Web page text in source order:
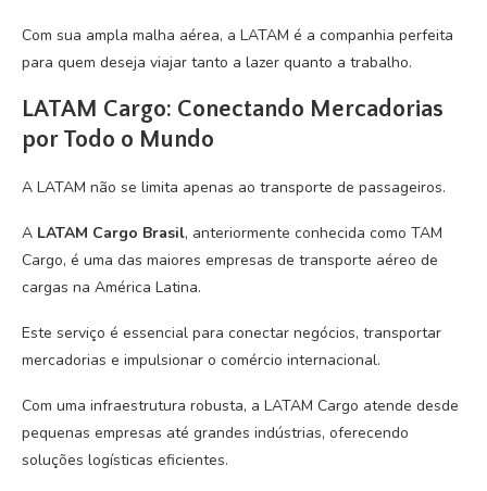
Com sua ampla malha aérea, a LATAM é a companhia perfeita
para quem deseja viajar tanto a lazer quanto a trabalho.
LATAM Cargo: Conectando Mercadorias
por Todo o Mundo
A LATAM não se limita apenas ao transporte de passageiros.
A LATAM Cargo Brasil, anteriormente conhecida como TAM
Cargo, é uma das maiores empresas de transporte aéreo de
cargas na América Latina.
Este serviço é essencial para conectar negócios, transportar
mercadorias e impulsionar o comércio internacional.
Com uma infraestrutura robusta, a LATAM Cargo atende desde
pequenas empresas até grandes indústrias, oferecendo
soluções logísticas eficientes.